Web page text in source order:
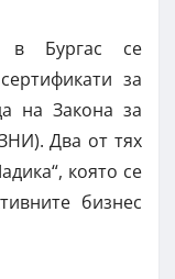
в Бургас се
за
на Закона за
Два от тях
която се
бизнес